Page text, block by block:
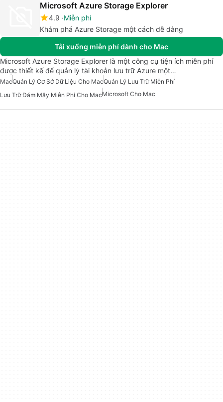
Microsoft Azure Storage Explorer
4.9 Miễn phí
Khám phá Azure Storage một cách dễ dàng
Tải xuống miễn phí dành cho Mac
Microsoft Azure Storage Explorer là một công cụ tiện ích miễn phí
được thiết kế để quản lý tài khoản lưu trữ Azure một…
MacQuản Lý Cơ Sở Dữ Liệu Cho MacQuản Lý Lưu Trữ Miễn Phí
Lưu Trữ Đám Mây Miễn Phí Cho MacMicrosoft Cho Mac